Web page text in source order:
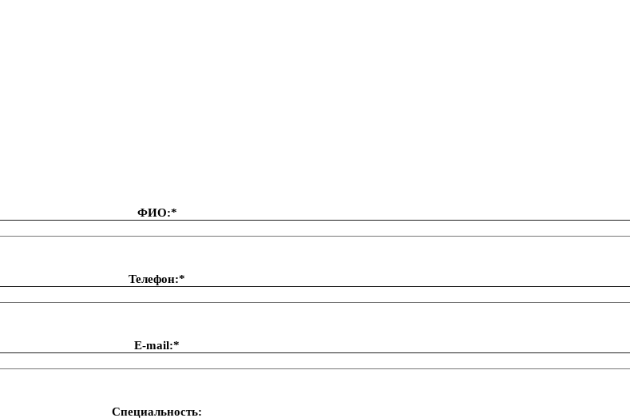
ФИО:*
Телефон:*
Е-mail:*
Специальность: